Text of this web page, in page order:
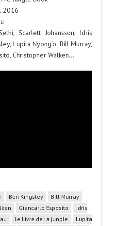
2016
Scarlett Johansson, Idris
Lupita Nyong’o, Bill Murray,
Christopher Walken…
Ben Kingsley
Bill Murray
Giancarlo Esposito
Idris
Le Livre de la jungle
Lupita